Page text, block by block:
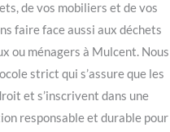
de vos mobiliers et de vos
faire face aussi aux déchets
ou ménagers à Mulcent. Nous
strict qui s’assure que les
et s’inscrivent dans une
responsable et durable pour